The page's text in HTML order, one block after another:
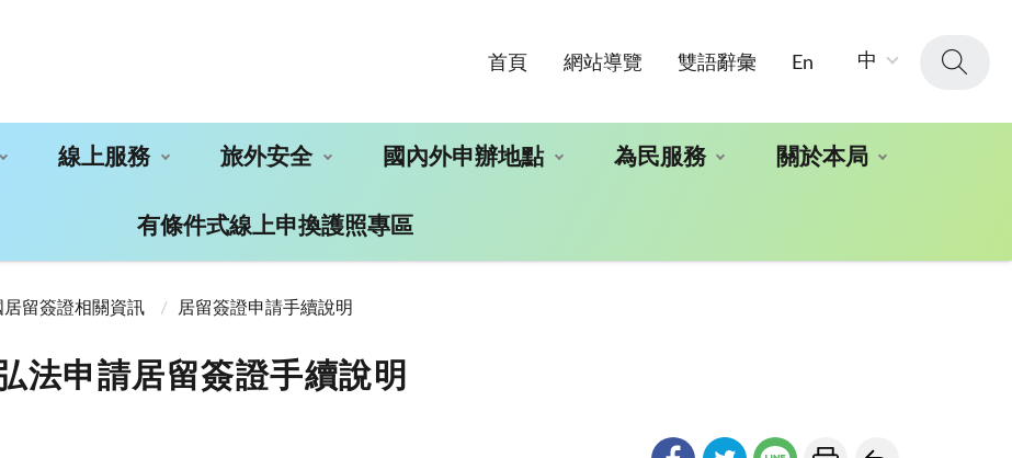
首頁 網站導覽 雙語辭彙 En 中
線上服務 旅外安全 國內外申辦地點 為民服務 關於本局
有條件式線上申換護照專區
居留簽證相關資訊 居留簽證申請手續說明
法申請居留簽證手續說明